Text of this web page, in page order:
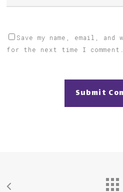
Save my name, email,
for the next time I comment.